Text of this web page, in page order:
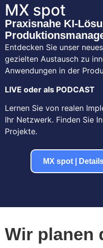
MX spot
Praxisnahe KI-
Entdecken Sie unser
gezielten Austausch zu
Anwendungen in der
LIVE oder als PODCAST
Lernen Sie von realen
Ihr Netzwerk. Finden Sie
Projekte.
MX spot |
Wir planen